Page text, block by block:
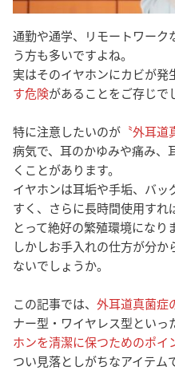
通勤や通学、リモートワーク
う方も多いですよね。
実はそのイヤホンにカビが発
す危険があることをご存じで
特に注意したいのが 〝外耳
病気で、耳のかゆみや痛み、
くことがあります。
イヤホンは耳垢や手垢、バ
すく、さらに長時間使用す
とって絶好の繁殖環境になり
しかしお手入れの仕方が分
ないでしょうか。
この記事では、 外耳道真菌症
ナー型・ワイヤレス型といっ
ホンを清潔に保つためのポイ
つい見落としがちなアイテ